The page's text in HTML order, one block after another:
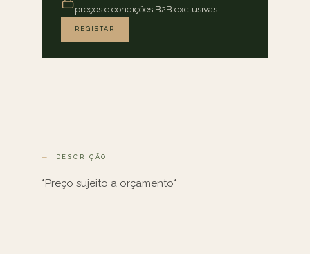
preços e condições B2B exclusivas.
REGISTAR
DESCRIÇÃO
*Preço sujeito a orçamento*